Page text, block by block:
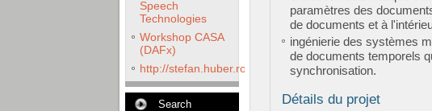
Speech
Technologies
Workshop CASA
(DAFx)
http://stefan.huber.rocks/phd/tests/VoCoX2F/
Search
paramètres des
de documents et à
ingénierie des systèmes
de documents temporels
synchronisation.
Détails du projet